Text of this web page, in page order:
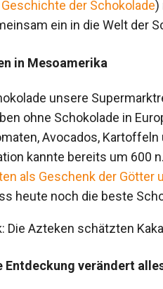
der Schokolade)
ein in die Welt der
in Mesoamerika
unsere
ohne Schokolade in
Avocados,
kannte bereits um 600
als Geschenk der
heute noch die beste
Die Azteken schätzten
Entdeckung verändert